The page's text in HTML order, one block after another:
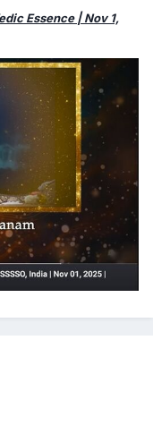
Essence | Nov 1,